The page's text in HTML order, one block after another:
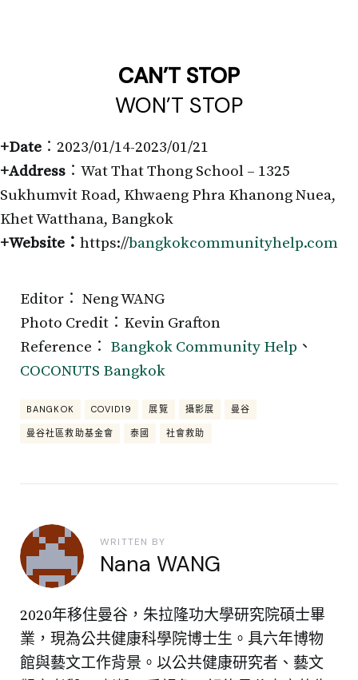
CAN’T STOP
WON’T STOP
+Date ：2023/01/14-2023/01/21
+Address ：Wat That Thong School – 1325
Sukhumvit Road, Khwaeng Phra Khanong Nuea,
Khet Watthana, Bangkok
+Website：https://bangkokcommunityhelp.com
Editor： Neng WANG
Photo Credit：Kevin Grafton
Reference： Bangkok Community Help 、
COCONUTS Bangkok
BANGKOK COVID19 展覽 攝影展 曼谷
曼谷社區救助基金會 泰國 社會救助
WRITTEN BY
Nana WANG
2020年移住曼谷，朱拉隆功大學研究院碩士畢
業，現為公共健康科學院博士生。具六年博物
館與藝文工作背景。以公共健康研究者、藝文